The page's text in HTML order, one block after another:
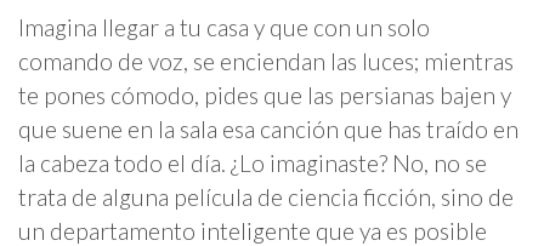
Imagina llegar a tu casa y que con un solo
comando de voz, se enciendan las luces; mientras
te pones cómodo, pides que las persianas bajen y
que suene en la sala esa canción que has traído en
la cabeza todo el día. ¿Lo imaginaste? No, no se
trata de alguna película de ciencia ficción, sino de
un departamento inteligente que ya es posible